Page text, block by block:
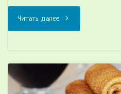
Читать далее"Салат
огурцов